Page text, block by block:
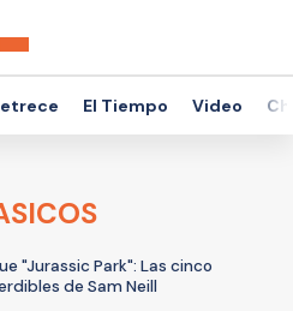
El Tiempo Video
"Jurassic Park": Las cinco
de Sam Neill